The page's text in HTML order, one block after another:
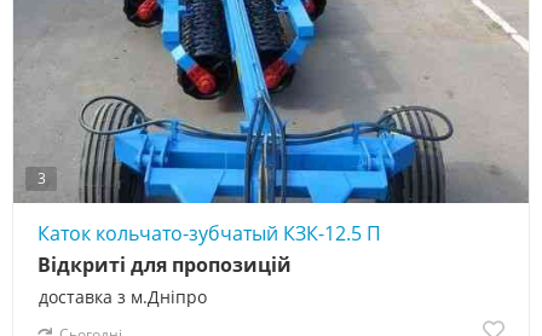
3
Каток кольчато-зубчатый КЗК-12.5 П
доставка з м.Дніпро
Відкриті для пропозицій